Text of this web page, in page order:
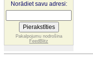
Norādiet savu adresi:
Pakalpojumu nodrošina
FeedBlitz